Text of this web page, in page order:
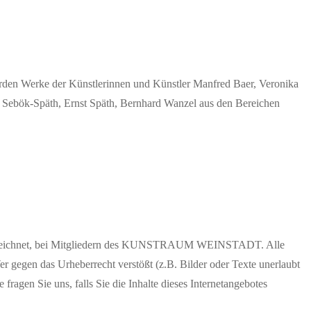
Wer­ke der Künst­le­rin­nen und Künst­ler Man­fred Baer, Vero­ni­ka
Späth, Ernst Späth, Bern­hard Wan­zel aus den Berei­chen
bei Mitgliedern des KUNSTRAUM WEINSTADT. Alle
das Urheberrecht verstößt (z.B. Bilder oder Texte unerlaubt
Sie uns, falls Sie die Inhalte dieses Internetangebotes